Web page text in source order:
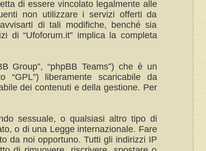
di essere vincolato legalmente alle
non utilizzare i servizi offerti da
di tali modifiche, benché sia
di “Ufoforum.it” implica la completa
Group”, “phpBB Teams”) che è un
“GPL”) liberamente scaricabile da
dei contenuti e della gestione. Per
sessuale, o qualsiasi altro tipo di
o di una Legge internazionale. Fare
da noi opportuno. Tutti gli indirizzi IP